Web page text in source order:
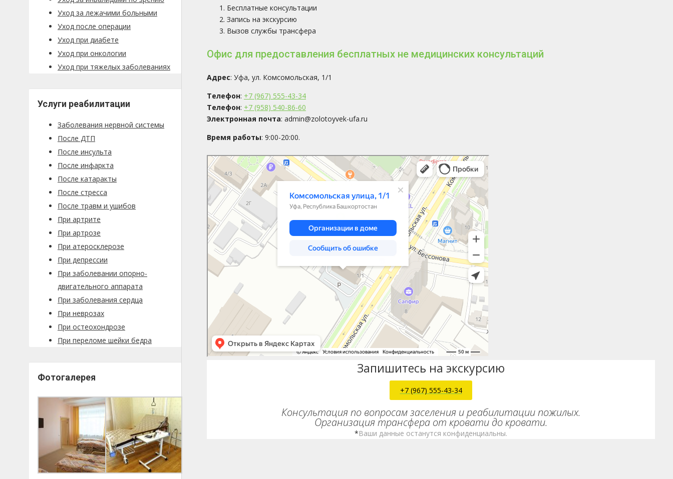
Бесплатные консультации
Запись на экскурсию
Вызов службы трансфера
Офис для предоставления бесплатных не медицинских консультаций
Адрес: Уфа, ул. Комсомольская, 1/1
Телефон: +7 (967) 555-43-34
Телефон: +7 (958) 540-86-60
Электронная почта: admin@zolotoyvek-ufa.ru
Время работы: 9:00-20:00.
Уфа
Комсомольская улица, 1/1 — Яндекс.Карты
Запишитесь на экскурсию
+7 (967) 555-43-34
Консультация по вопросам заселения и реабилитации пожилых.
Организация трансфера от кровати до кровати.
*Ваши данные останутся конфиденциальны.
Уход за лежачими больными
Уход после операции
Уход при диабете
Уход при онкологии
Уход при тяжелых заболеваниях
Услуги реабилитации
Заболевания нервной системы
После ДТП
После инсульта
После инфаркта
После катаракты
После стресса
После травм и ушибов
При артрите
При артрозе
При атеросклерозе
При депрессии
При заболевании опорно-
двигательного аппарата
При заболевания сердца
При неврозах
При остеохондрозе
При переломе шейки бедра
Фотогалерея